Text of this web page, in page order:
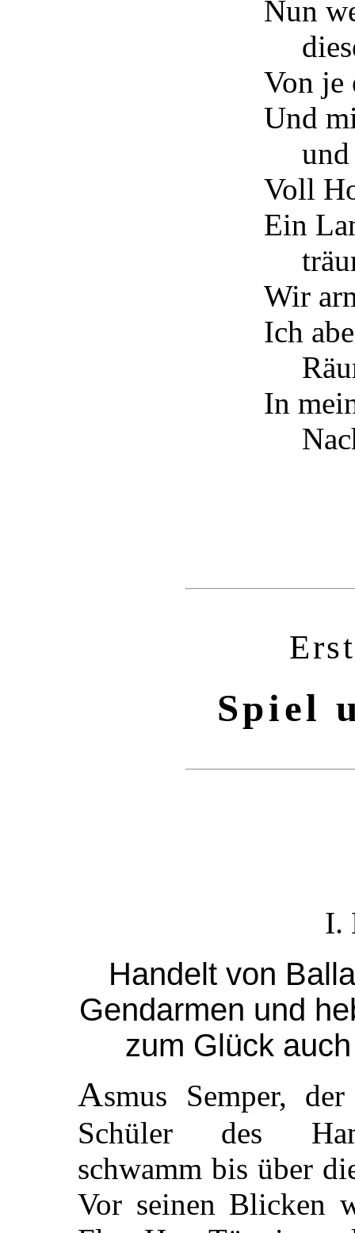
Nun
Von je
Und
Voll
Ein
Wir
Ich
In
Spiel
I.
Handelt von
Gendarmen und
zum Glück
Asmus Semper,
Schüler des
schwamm bis über
Vor seinen Blicken